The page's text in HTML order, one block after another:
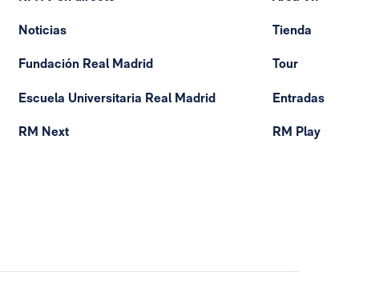
Noticias
Fundación Real Madrid
Escuela Universitaria Real Madrid
RM Next
Tienda
Tour
Entradas
RM Play